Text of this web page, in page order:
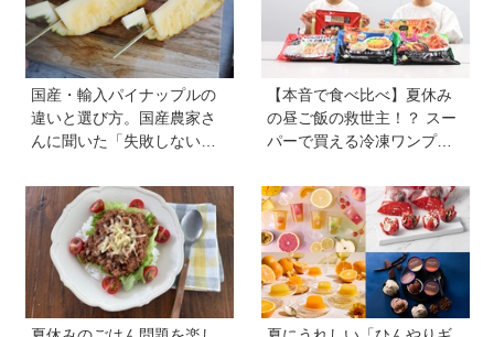
国産・輸入パイナップルの
違いと選び方。国産農家さ
んに聞いた「失敗しない見
イデア【季節のフルーツカ
ット便りvol.22】
【本音で食べ比べ】夏休み
の昼ご飯の救世主！？ スー
パーで買える冷凍ワンプレ
食！